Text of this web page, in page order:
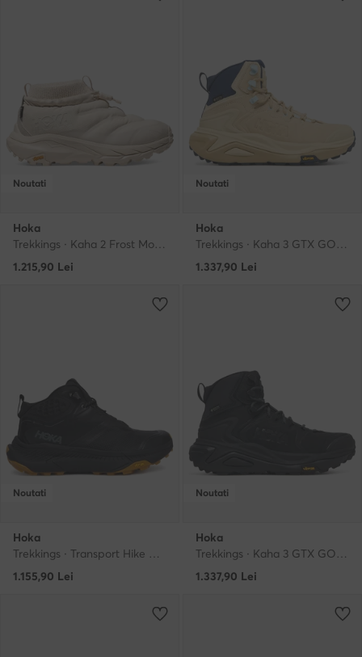
Noutati
Hoka
Trekkings · Kaha 2 Frost Moc GTX GORE-TEX 1155196 · Bej deschis
1.215,90 Lei
Noutati
Hoka
Trekkings · Kaha 3 GTX GORE-TEX 1162531 · Albastru
1.337,90 Lei
Noutati
Hoka
Trekkings · Transport Hike Gore-Tex 1172913 · Negru
1.155,90 Lei
Noutati
Hoka
Trekkings · Kaha 3 GTX GORE-TEX 1162531 · Negru
1.337,90 Lei